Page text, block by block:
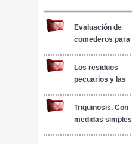
Evaluación de
comederos para
Los residuos
pecuarios y las
valorización
agronómica :
Triquinosis. Con
medidas simples